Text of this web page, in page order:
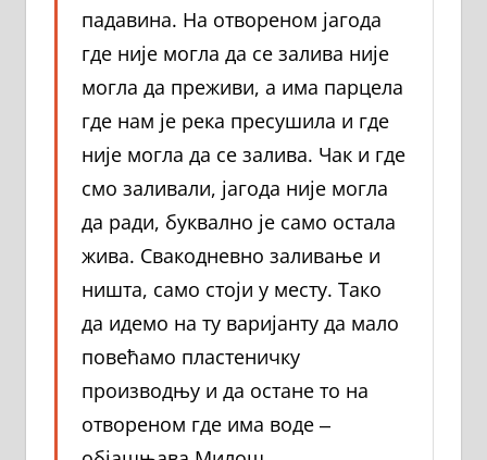
падавина. На отвореном јагода
где није могла да се залива није
могла да преживи, а има парцела
где нам је река пресушила и где
није могла да се залива. Чак и где
смо заливали, јагода није могла
да ради, буквално је само остала
жива. Свакодневно заливање и
ништа, само стоји у месту. Тако
да идемо на ту варијанту да мало
повећамо пластеничку
производњу и да остане то на
отвореном где има воде ‒